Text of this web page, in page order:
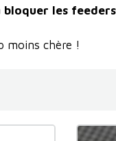
bloquer les feeders
moins chère !